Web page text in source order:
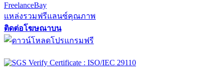
FreelanceBay
แหล่งรวมฟรีแลนซ์คุณภาพ
ติดต่อโฆษณาบน